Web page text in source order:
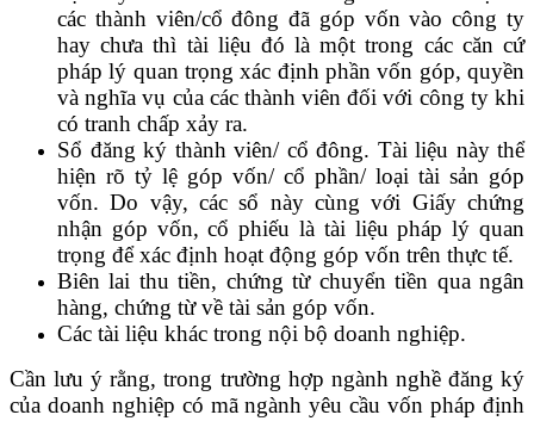
các thành viên/cổ đông đã góp vốn vào công ty
hay chưa thì tài liệu đó là một trong các căn cứ
pháp lý quan trọng xác định phần vốn góp, quyền
và nghĩa vụ của các thành viên đối với công ty khi
có tranh chấp xảy ra.
Sổ đăng ký thành viên/ cổ đông. Tài liệu này thể
hiện rõ tỷ lệ góp vốn/ cổ phần/ loại tài sản góp
vốn. Do vậy, các sổ này cùng với Giấy chứng
nhận góp vốn, cổ phiếu là tài liệu pháp lý quan
trọng để xác định hoạt động góp vốn trên thực tế.
Biên lai thu tiền, chứng từ chuyển tiền qua ngân
hàng, chứng từ về tài sản góp vốn.
Các tài liệu khác trong nội bộ doanh nghiệp.
Cần lưu ý rằng, trong trường hợp ngành nghề đăng ký
của doanh nghiệp có mã ngành yêu cầu vốn pháp định